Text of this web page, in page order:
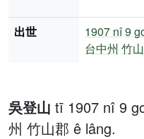
吳登山 tī 1907 nî 9
州 竹山郡 ê lâng.
出世 1907 nî9
台中州 竹